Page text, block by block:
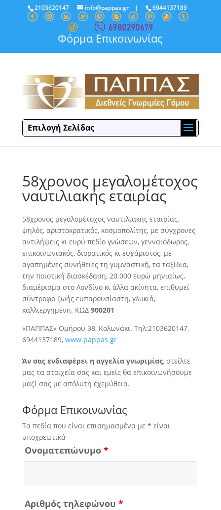
2103620147 info@pappas.gr| 6944137189
Φόρμα Επικοινωνίας
Επιλογή Σελίδας
58χρονος μεγαλομέτοχος
ναυτιλιακής εταιρίας
58χρονος μεγαλομέτοχος ναυτιλιακής εταιρίας,
ψηλός, αριστοκρατικός, κοσμοπολίτης, με σύγχρονες
αντιλήψεις κι ευρύ πεδίο γνώσεων, γενναιόδωρος,
επικοινωνιακός,διορατικός κι ευχάριστος, με
αγαπημένες συνήθειες τη γυμναστική, τα ταξίδια,
την ποιοτική διασκέδαση, 20.000 ευρώ μηνιαίως,
διαμέρισμα στο Λονδίνο κι άλλα ακίνητα, επιθυμεί
σύντροφο ζωής ευπαρουσίαστη, γλυκιά,
καλλιεργημένη. ΚΩΔ 900201
«ΠΑΠΠΑΣ» Ομήρου 38, Κολωνάκι. Τηλ:2103620147,
6944137189, www.pappas.gr
Άν σας ενδιαφέρει η αγγελία γνωριμίας, στείλτε
μας τα στοιχεία σας και εμείς θα επικοινωνήσουμε
μαζί σας με απόλυτη εχεμύθεια.
Φόρμα Επικοινωνίας
Τα πεδία που είναι επισημασμένα με * είναι
υποχρεωτικά
Ονοματεπώνυμο *
Αριθμός τηλεφώνου *